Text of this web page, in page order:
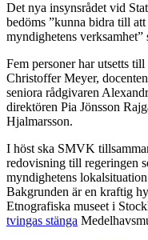
Det nya insynsrådet vid
bedöms ”kunna bidra till
myndighetens
Fem personer har utsetts
Christoffer Meyer,
seniora rådgivaren
direktören Pia Jönsson
Hjalmarsson.
I höst ska SMVK
redovisning till regeringen
myndighetens
Bakgrunden är en kraftig
Etnografiska museet i
tvingas stänga